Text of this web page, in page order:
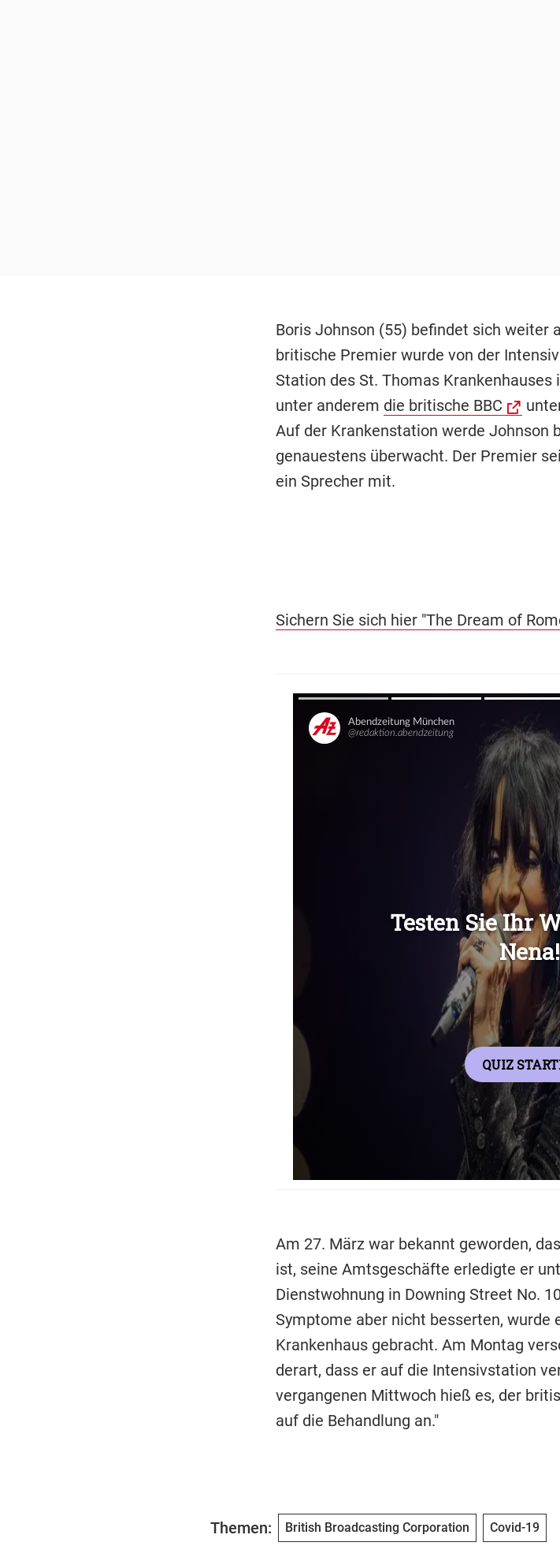
Boris Johnson (55) befindet sich weiter
britische Premier wurde von der
Station des St. Thomas
unter anderem die britische BBC
Auf der Krankenstation werde Johnson
genauestens überwacht. Der Premier
ein Sprecher mit.
Sichern Sie sich hier "The Dream of
Am 27. März war bekannt geworden,
ist, seine Amtsgeschäfte erledigte er
Dienstwohnung in Downing Street No.
Symptome aber nicht besserten, wurde
Krankenhaus gebracht. Am Montag
derart, dass er auf die Intensivstation
vergangenen Mittwoch hieß es, der
auf die Behandlung an."
Themen: British Broadcasting Corporation Covid-19